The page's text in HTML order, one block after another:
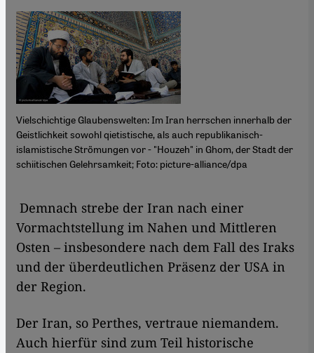
Vielschichtige Glaubenswelten: Im Iran herrschen innerhalb der
Geistlichkeit sowohl qietistische, als auch republikanisch-
islamistische Strömungen vor - "Houzeh" in Ghom, der Stadt der
schiitischen Gelehrsamkeit; Foto: picture-alliance/dpa
​​ Demnach strebe der Iran nach einer
Vormachtstellung im Nahen und Mittleren
Osten – insbesondere nach dem Fall des Iraks
und der überdeutlichen Präsenz der USA in
der Region.
Der Iran, so Perthes, vertraue niemandem.
Auch hierfür sind zum Teil historische